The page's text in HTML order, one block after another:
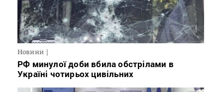
Новини
РФ минулої доби вбила обстрілами в
Україні чотирьох цивільних